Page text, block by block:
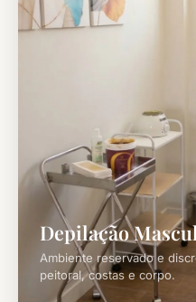
Depilação
Ambiente reservado e
peitoral, costas e corpo.